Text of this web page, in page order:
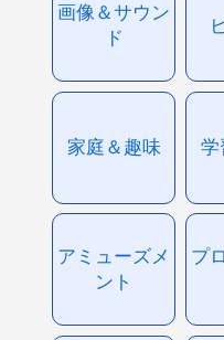
画像＆サウン
ド
家庭＆趣味 学
アミューズメ
ント
プ